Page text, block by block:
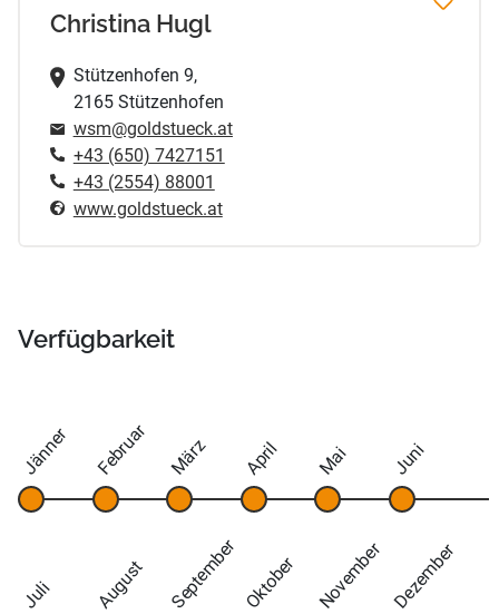
Christina Hugl
Stützenhofen 9,
2165 Stützenhofen
wsm@goldstueck.at
+43 (650) 7427151
+43 (2554) 88001
www.goldstueck.at
Verfügbarkeit
Jänner Februar März April Mai Juni
Juli August September Oktober November Dezember